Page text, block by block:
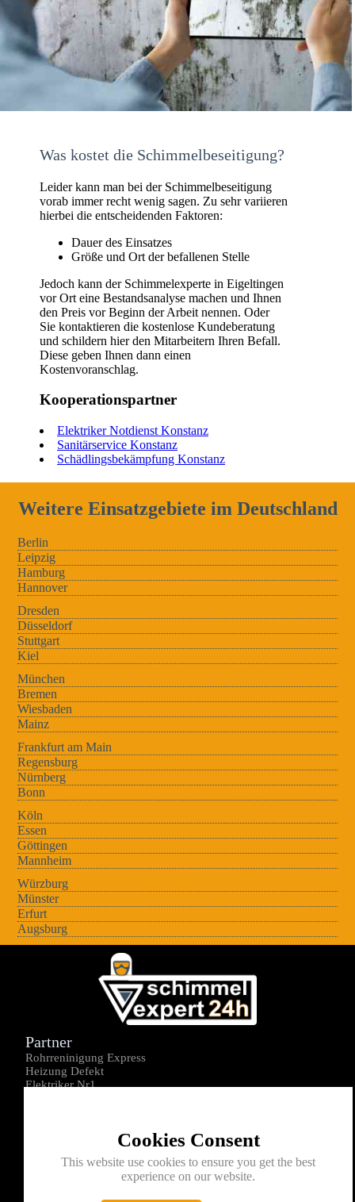
Was kostet die Schimmelbeseitigung?
Leider kann man bei der Schimmelbeseitigung
vorab immer recht wenig sagen. Zu sehr variieren
hierbei die entscheidenden Faktoren:
Dauer des Einsatzes
Größe und Ort der befallenen Stelle
Jedoch kann der Schimmelexperte in Eigeltingen
vor Ort eine Bestandsanalyse machen und Ihnen
den Preis vor Beginn der Arbeit nennen. Oder
Sie kontaktieren die kostenlose Kundeberatung
und schildern hier den Mitarbeitern Ihren Befall.
Diese geben Ihnen dann einen
Kostenvoranschlag.
Kooperationspartner
Elektriker Notdienst Konstanz
Sanitärservice Konstanz
Schädlingsbekämpfung Konstanz
Weitere Einsatzgebiete im Deutschland
Berlin
Leipzig
Hamburg
Hannover
Dresden
Düsseldorf
Stuttgart
Kiel
München
Bremen
Wiesbaden
Mainz
Frankfurt am Main
Regensburg
Nürnberg
Bonn
Köln
Essen
Göttingen
Mannheim
Würzburg
Münster
Erfurt
Augsburg
Cookies Consent
This website use cookies to ensure you get the best
experience on our website.
Partner
Rohrreninigung Express
Heizung Defekt
Elektriker Nr1
Kontakt